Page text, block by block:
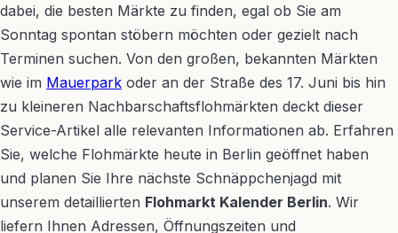
dabei, die besten Märkte zu finden, egal ob Sie am
Sonntag spontan stöbern möchten oder gezielt nach
Terminen suchen. Von den großen, bekannten Märkten
wie im Mauerpark oder an der Straße des 17. Juni bis hin
zu kleineren Nachbarschaftsflohmärkten deckt dieser
Service-Artikel alle relevanten Informationen ab. Erfahren
Sie, welche Flohmärkte heute in Berlin geöffnet haben
und planen Sie Ihre nächste Schnäppchenjagd mit
unserem detaillierten Flohmarkt Kalender Berlin. Wir
liefern Ihnen Adressen, Öffnungszeiten und